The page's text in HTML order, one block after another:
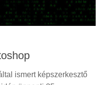
ismert képszerkesztő